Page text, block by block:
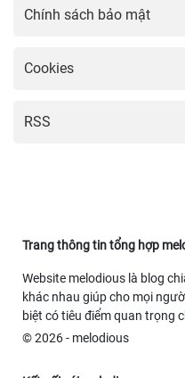
Chính sách bảo mật
Cookies
RSS
Trang thông tin tổng hợp
Website melodious là blog
khác nhau giúp cho mọi
biệt có tiêu điểm quan trọng
© 2026 - melodious